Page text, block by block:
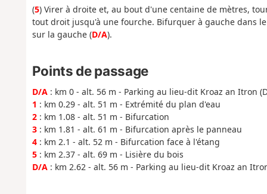
(5) Virer à droite et, au bout d'une centaine de mètres,
tout droit jusqu'à une fourche. Bifurquer à gauche dans
sur la gauche (D/A).
Points de passage
D/A: km 0 - alt. 56 m - Parking au lieu-dit Kroaz an Itron
1 : km 0.29 - alt. 51 m - Extrémité du plan d'eau
2: km 1.08 - alt. 51 m - Bifurcation
3: km 1.81 - alt. 61 m - Bifurcation après le panneau
4: km 2.1 - alt. 52 m - Bifurcation face à l'étang
5: km 2.37 - alt. 69 m - Lisière du bois
D/A: km 2.62 - alt. 56 m - Parking au lieu-dit Kroaz an